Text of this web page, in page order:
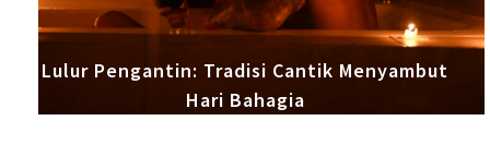
Lulur Pengantin: Tradisi Cantik Menyambut
Hari Bahagia